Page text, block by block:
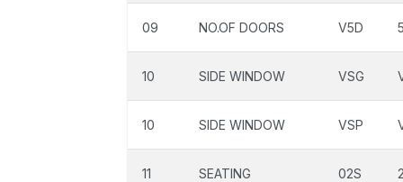
09 NO.OF DOORS V5D
10 SIDE WINDOW VSG
10 SIDE WINDOW VSP
11
SEATING
02S